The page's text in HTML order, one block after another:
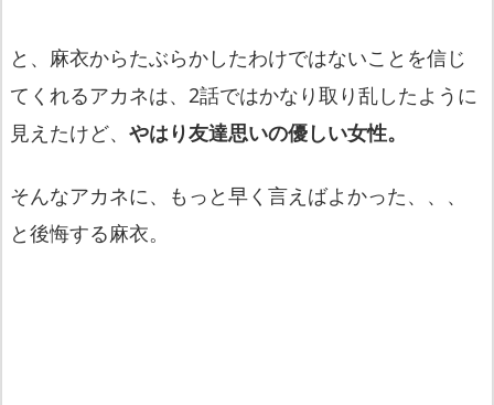
と、麻衣からたぶらかしたわけではないことを信じ
てくれるアカネは、2話ではかなり取り乱したように
見えたけど、 やはり友達思いの優しい女性。
そんなアカネに、もっと早く言えばよかった、、、
と後悔する麻衣。